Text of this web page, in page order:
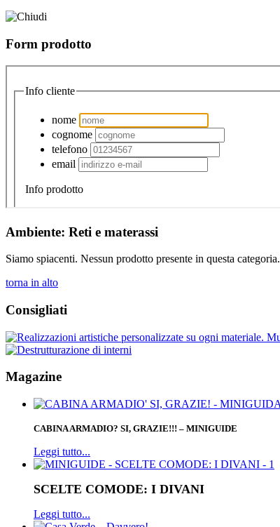
Form prodotto
Ambiente: Reti e materassi
Siamo spiacenti. Nessun prodotto presente in questa categoria.
torna in alto
Consigliati
Magazine
CABINA ARMADIO? SI, GRAZIE!!! – MINIGUIDE
Leggi tutto...
SCELTE COMODE: I DIVANI
Leggi tutto...